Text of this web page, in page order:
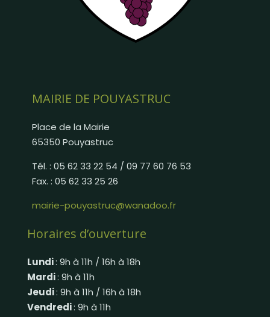
MAIRIE DE POUYASTRUC
Place de la Mairie
65350 Pouyastruc
Tél. : 05 62 33 22 54 / 09 77 60 76 53
Fax. : 05 62 33 25 26
mairie-pouyastruc@wanadoo.fr
Horaires d’ouverture
Lundi: 9h à 11h / 16h à 18h
Mardi: 9h à 11h
Jeudi: 9h à 11h / 16h à 18h
Vendredi: 9h à 11h